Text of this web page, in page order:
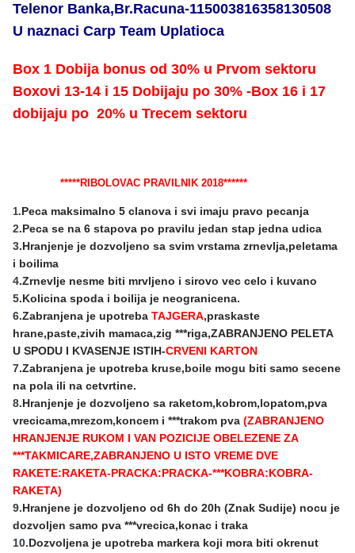
Telenor Banka,Br.Racuna-115003816358130508
U naznaci Carp Team Uplatioca
Box 1 Dobija bonus od 30% u Prvom sektoru
Boxovi 13-14 i 15 Dobijaju po 30% -Box 16 i 17
dobijaju po 20% u Trecem sektoru
*****RIBOLOVAC PRAVILNIK 2018******
1.Peca maksimalno 5 clanova i svi imaju pravo pecanja
2.Peca se na 6 stapova po pravilu jedan stap jedna udica
3.Hranjenje je dozvoljeno sa svim vrstama zrnevlja,peletama
i boilima
4.Zrnevlje nesme biti mrvljeno i sirovo vec celo i kuvano
5.Kolicina spoda i boilija je neogranicena.
6.Zabranjena je upotreba TAJGERA,praskaste
hrane,paste,zivih mamaca,zig ***riga,ZABRANJENO PELETA
U SPODU I KVASENJE ISTIH-CRVENI KARTON
7.Zabranjena je upotreba kruse,boile mogu biti samo secene
na pola ili na cetvrtine.
8.Hranjenje je dozvoljeno sa raketom,kobrom,lopatom,pva
vrecicama,mrezom,koncem i ***trakom pva (ZABRANJENO
HRANJENJE RUKOM I VAN POZICIJE OBELEZENE ZA
***TAKMICARE,ZABRANJENO U ISTO VREME DVE
RAKETE:RAKETA-PRACKA:PRACKA-***KOBRA:KOBRA-
RAKETA)
9.Hranjene je dozvoljeno od 6h do 20h (Znak Sudije) nocu je
dozvoljen samo pva ***vrecica,konac i traka
10.Dozvoljena je upotreba markera koji mora biti okrenut